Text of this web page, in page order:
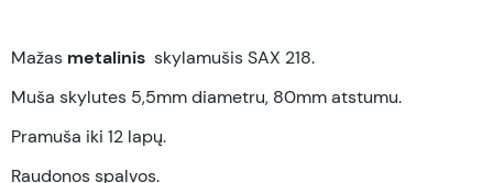
Mažas metalinis skylamušisSAX 218.
Muša skylutes 5,5mm diametru, 80mm atstumu.
Pramuša iki 12 lapų.
Raudonos spalvos.